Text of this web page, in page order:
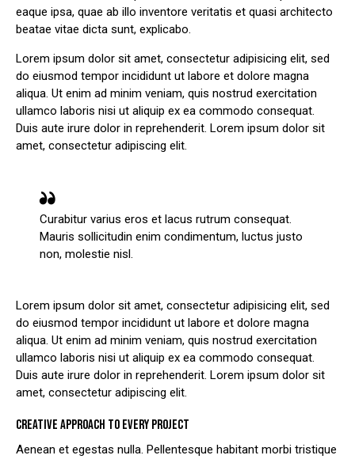
eaque ipsa, quae ab illo inventore veritatis et quasi architecto
beatae vitae dicta sunt, explicabo.
Lorem ipsum dolor sit amet, consectetur adipisicing elit, sed
do eiusmod tempor incididunt ut labore et dolore magna
aliqua. Ut enim ad minim veniam, quis nostrud exercitation
ullamco laboris nisi ut aliquip ex ea commodo consequat.
Duis aute irure dolor in reprehenderit. Lorem ipsum dolor sit
amet, consectetur adipiscing elit.
Curabitur varius eros et lacus rutrum consequat.
Mauris sollicitudin enim condimentum, luctus justo
non, molestie nisl.
Lorem ipsum dolor sit amet, consectetur adipisicing elit, sed
do eiusmod tempor incididunt ut labore et dolore magna
aliqua. Ut enim ad minim veniam, quis nostrud exercitation
ullamco laboris nisi ut aliquip ex ea commodo consequat.
Duis aute irure dolor in reprehenderit. Lorem ipsum dolor sit
amet, consectetur adipiscing elit.
CREATIVE APPROACH TO EVERY PROJECT
Aenean et egestas nulla. Pellentesque habitant morbi tristique